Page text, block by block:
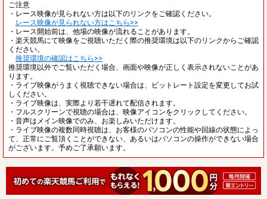
ご注意
・レース映像が見られない方は以下のリンクをご確認ください。
レース映像が見られない方はこちら>>
・レース開始前は、他場の映像が流れることがあります。
・楽天競馬にて映像をご視聴いただく際の推奨環境は以下のリンクからご確認
ください。
推奨環境の確認はこちら>>
推奨環境以外でご覧いただく場合、画面や映像が正しく表示されないことがあ
ります。
・ライブ映像がうまく視聴できない場合は、ビットレート設定を変更してお試
しください。
・ライブ映像は、実際より若干遅れて配信されます。
・フルスクリーンで視聴の場合は、映像アイコンをクリックしてください。
・音声はメイン映像でのみ、お楽しみいただけます。
・ライブ映像の複数同時視聴は、お客様のパソコンの性能や回線の状態によっ
て、正常にご覧頂くことができない、あるいはパソコンの操作ができない場合
がございます。予めご了承願います。